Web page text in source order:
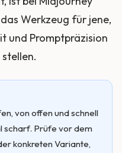
Werkzeug für jene,
und Promptpräzision
von offen und schnell
scharf. Prüfe vor dem
konkreten Variante,